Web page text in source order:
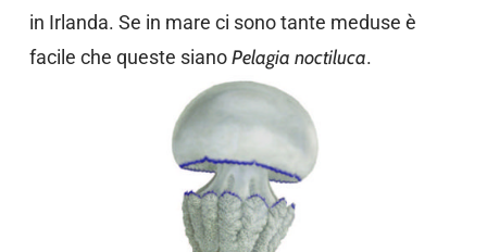
in Irlanda. Se in mare ci sono tante meduse è
facile che queste sianoPelagia noctiluca.